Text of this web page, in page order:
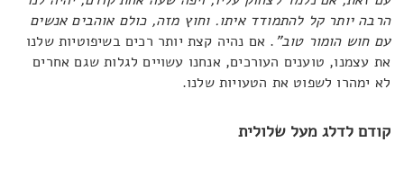
הרבה יותר קל להתמודד איתו. וחוץ מזה, כולם אוהבים אנשים
עם חוש הומור טוב". אם נהיה קצת יותר רכים בשיפוטיות שלנו
את עצמנו, טוענים העורכים, אנחנו עשויים לגלות שגם אחרים
לא ימהרו לשפוט את הטעויות שלנו.
קודם לדלג מעל שלולית